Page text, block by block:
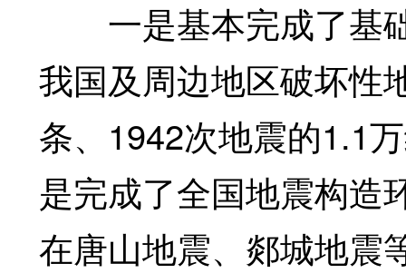
一是基本完成了基
我国及周边地区破坏性
条、1942次地震的1.1
是完成了全国地震构造
在唐山地震、郯城地震